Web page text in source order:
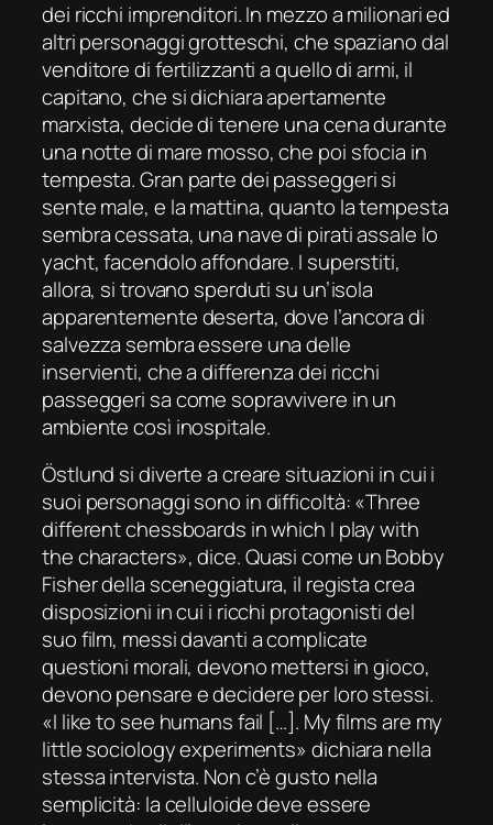
dei ricchi imprenditori. In mezzo a milionari ed
altri personaggi grotteschi, che spaziano dal
venditore di fertilizzanti a quello di armi, il
capitano, che si dichiara apertamente
marxista, decide di tenere una cena durante
una notte di mare mosso, che poi sfocia in
tempesta. Gran parte dei passeggeri si
sente male, e la mattina, quanto la tempesta
sembra cessata, una nave di pirati assale lo
yacht, facendolo affondare. I superstiti,
allora, si trovano sperduti su un’isola
apparentemente deserta, dove l’ancora di
salvezza sembra essere una delle
inservienti, che a differenza dei ricchi
passeggeri sa come sopravvivere in un
ambiente così inospitale.
Östlund si diverte a creare situazioni in cui i
suoi personaggi sono in difficoltà:«Three
different chessboards in which I play with
the characters», dice. Quasi come un Bobby
Fisher della sceneggiatura, il regista crea
disposizioni in cui i ricchi protagonisti del
suo film, messi davanti a complicate
questioni morali, devono mettersi in gioco,
devono pensare e decidere per loro stessi.
«I like to see humans fail […]. My films are my
little sociology experiments» dichiara nella
stessa intervista. Non c’è gusto nella
semplicità: la celluloide deve essere